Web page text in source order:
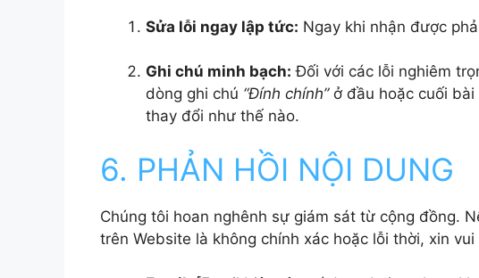
Sửa lỗi ngay lập tức: Ngay khi nhận được
Ghi chú minh bạch: Đối với các lỗi nghiêm
dòng ghi chú “Đính chính”ở đầu hoặc cuối
thay đổi như thế nào.
6. PHẢN HỒI NỘI DUNG
Chúng tôi hoan nghênh sự giám sát từ cộng đồng.
trên Website là không chính xác hoặc lỗi thời, xin